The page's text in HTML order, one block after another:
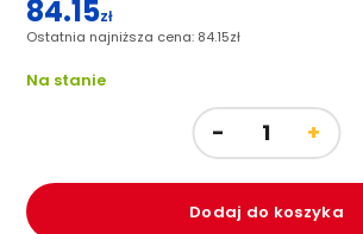
Pierwotna
cena
wynosiła:
84.15zł
Aktualna
cena
Ostatnia najniższa cena: 84.15zł
Na stanie
Dodaj do koszyka